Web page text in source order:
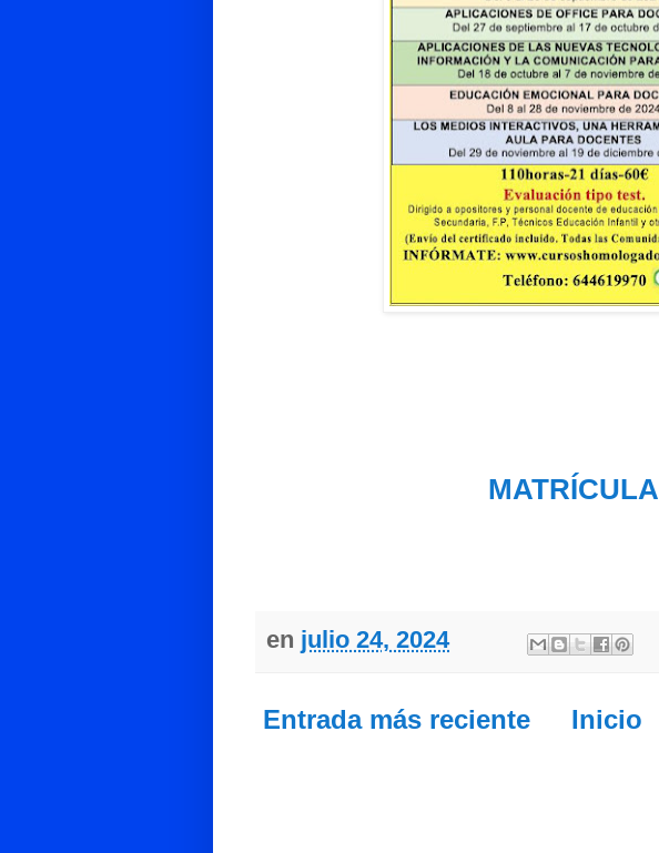
MATRÍCULA
en julio 24, 2024
Entrada más reciente Inicio